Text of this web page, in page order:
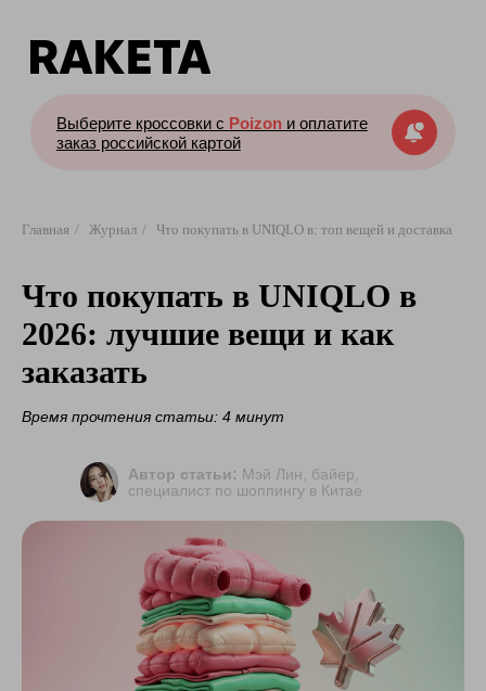
Главная / Журнал / Что покупать в UNIQLO в: топ вещей и доставка
Что покупать в UNIQLO в
2026: лучшие вещи и как
заказать
Время прочтения статьи: 4 минут
Автор статьи: Мэй Лин, байер,
специалист по шоппингу в Китае